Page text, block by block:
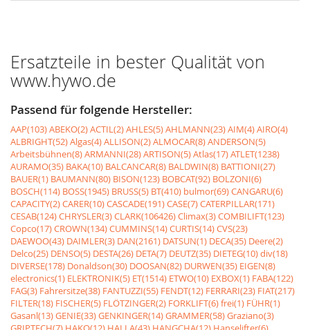
Ersatzteile in bester Qualität von
www.hywo.de
Passend für folgende Hersteller:
AAP(103)ABEKO(2)ACTIL(2)AHLES(5)AHLMANN(23)AIM(4)AIRO(4)
ALBRIGHT(52)Algas(4)ALLISON(2)ALMOCAR(8)ANDERSON(5)
Arbeitsbühnen(8)ARMANNI(28)ARTISON(5)Atlas(17)ATLET(1238)
AURAMO(35) BAKA(10) BALCANCAR(8) BALDWIN(8) BATTIONI(27)
BAUER(1) BAUMANN(80) BISON(123) BOBCAT(92) BOLZONI(6)
BOSCH(114) BOSS(1945) BRUSS(5) BT(410) bulmor(69)CANGARU(6)
CAPACITY(2)CARER(10)CASCADE(191)CASE(7)CATERPILLAR(171)
CESAB(124)CHRYSLER(3)CLARK(106426)Climax(3)COMBILIFT(123)
Copco(17)CROWN(134)CUMMINS(14)CURTIS(14)CVS(23)
DAEWOO(43) DAIMLER(3) DAN(2161) DATSUN(1) DECA(35) Deere(2)
Delco(25) DENSO(5) DESTA(26) DETA(7) DEUTZ(35) DIETEG(10)div(18)
DIVERSE(178) Donaldson(30) DOOSAN(82) DURWEN(35) EIGEN(8)
electronics(1) ELEKTRONIK(5) ET(1514) ETWO(10) EXBOX(1) FABA(122)
FAG(3) Fahrersitze(38) FANTUZZI(55) FENDT(12) FERRARI(23) FIAT(217)
FILTER(18) FISCHER(5) FLÖTZINGER(2) FORKLIFT(6)frei(1) FÜHR(1)
Gasanl(13)GENIE(33)GENKINGER(14)GRAMMER(58)Graziano(3)